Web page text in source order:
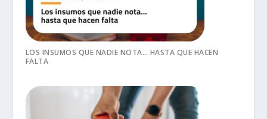
LOS INSUMOS QUE NADIE NOTA… HASTA QUE HACEN
FALTA